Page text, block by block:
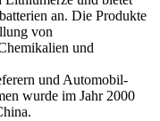
an. Die Produkte
von
und
und Automobil-
wurde im Jahr 2000